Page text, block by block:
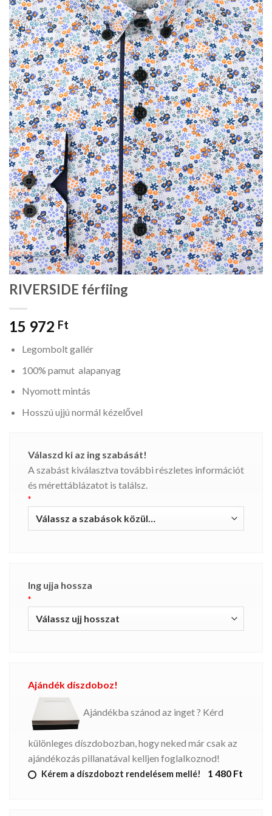
RIVERSIDE férfiing
15 972 Ft
Legombolt gallér
100% pamut alapanyag
Nyomott mintás
Hosszú ujjú normál kézelővel
Válaszd ki az ing szabását!
A szabást kiválasztva további részletes információt
és mérettáblázatot is találsz.
*
Ing ujja hossza
*
Ajándék díszdoboz!
Ajándékba szánod az inget ? Kérd
különleges díszdobozban, hogy neked már csak az
ajándékozás pillanatával kelljen foglalkoznod!
Kérem a díszdobozt rendelésem mellé! 1 480 Ft